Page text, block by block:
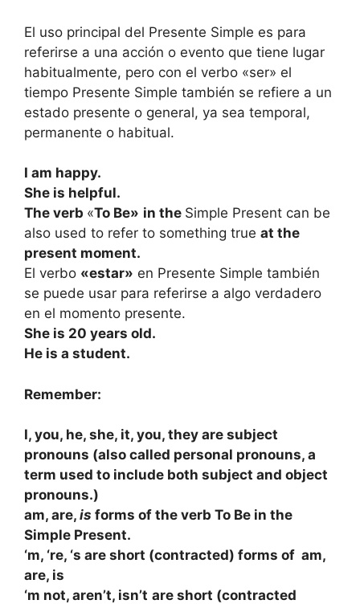
El uso principal del Presente Simple es para
referirse a una acción o evento que tiene lugar
habitualmente, pero con el verbo «ser» el
tiempo Presente Simple también se refiere a un
estado presente o general, ya sea temporal,
permanente o habitual.
I am happy.
She is helpful.
The verb «To Be» in the Simple Present can be
also used to refer to something true at the
present moment.
El verbo «estar» en Presente Simple también
se puede usar para referirse a algo verdadero
en el momento presente.
She is 20 years old.
He is a student.
Remember:
I, you, he, she, it, you, they are subject
pronouns (also called personal pronouns, a
term used to include both subject and object
pronouns.)
am, are, is forms of the verb To Be in the
Simple Present.
‘m, ‘re, ‘s are short (contracted) forms of am,
are, is
‘m not, aren’t, isn’t are short (contracted